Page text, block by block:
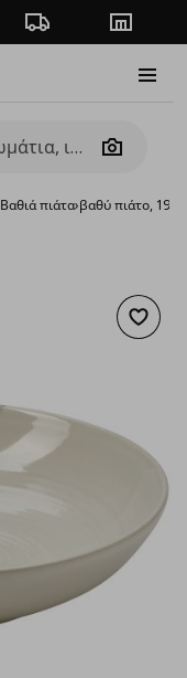
Πορεία παραγγελίας
Camera
Βαθιά πιάτα›βαθύ πιάτο, 19